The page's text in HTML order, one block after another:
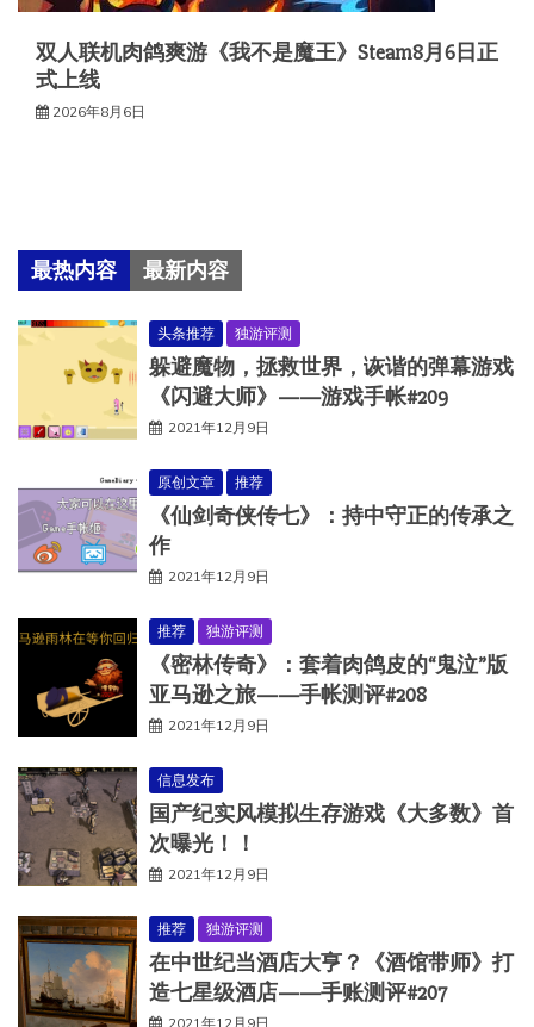
双人联机肉鸽爽游《我不是魔王》Steam8月6日正
式上线
2026年8月6日
最热内容 最新内容
头条推荐 独游评测
躲避魔物，拯救世界，诙谐的弹幕游戏
《闪避大师》——游戏手帐#209
2021年12月9日
原创文章 推荐
《仙剑奇侠传七》：持中守正的传承之
作
2021年12月9日
推荐 独游评测
《密林传奇》：套着肉鸽皮的“鬼泣”版
亚马逊之旅——手帐测评#208
2021年12月9日
信息发布
国产纪实风模拟生存游戏《大多数》首
次曝光！！
2021年12月9日
推荐 独游评测
在中世纪当酒店大亨？《酒馆带师》打
造七星级酒店——手账测评#207
2021年12月9日